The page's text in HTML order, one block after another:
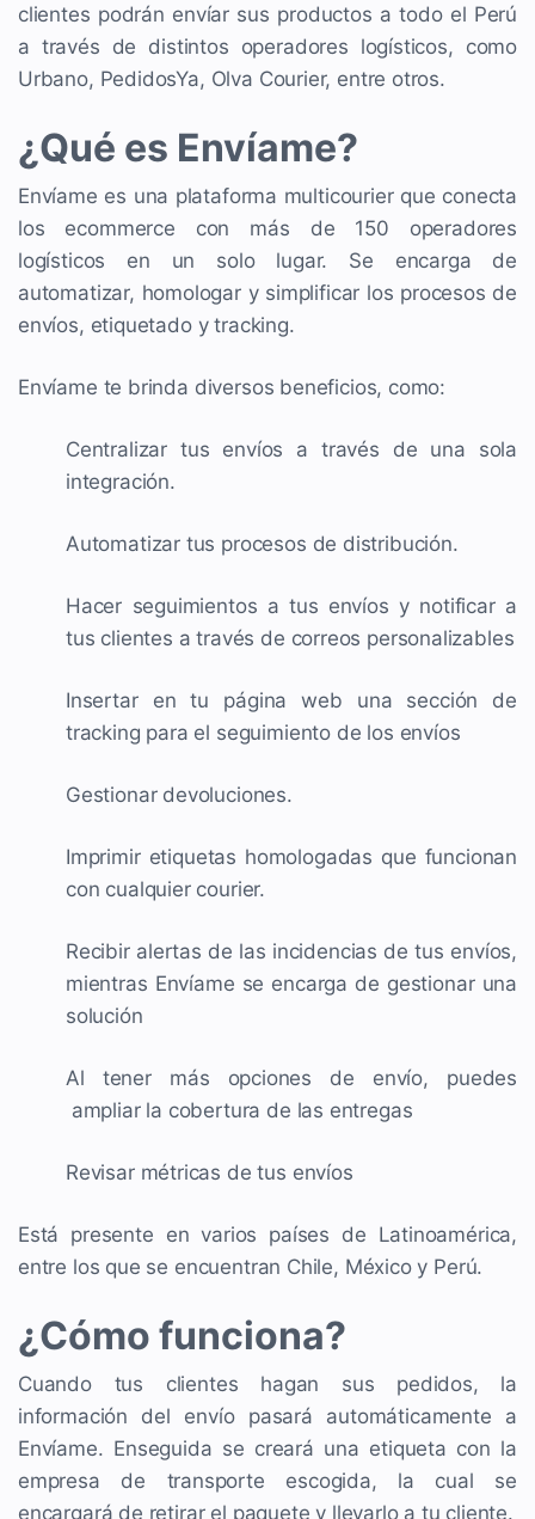
clientes podrán envíar sus productos a todo el Perú
a través de distintos operadores logísticos, como
Urbano, PedidosYa, Olva Courier, entre otros.
¿Qué es Envíame?
Envíame es una plataforma multicourier que conecta
los ecommerce con más de 150 operadores
logísticos en un solo lugar. Se encarga de
automatizar, homologar y simplificar los procesos de
envíos, etiquetado y tracking.
Envíame te brinda diversos beneficios, como:
Centralizar tus envíos a través de una sola
integración.
Automatizar tus procesos de distribución.
Hacer seguimientos a tus envíos y notificar a
tus clientes a través de correos personalizables
Insertar en tu página web una sección de
tracking para el seguimiento de los envíos
Gestionar devoluciones.
Imprimir etiquetas homologadas que funcionan
con cualquier courier.
Recibir alertas de las incidencias de tus envíos,
mientras Envíame se encarga de gestionar una
solución
Al tener más opciones de envío, puedes
ampliar la cobertura de las entregas
Revisar métricas de tus envíos
Está presente en varios países de Latinoamérica,
entre los que se encuentran Chile, México y Perú.
¿Cómo funciona?
Cuando tus clientes hagan sus pedidos, la
información del envío pasará automáticamente a
Envíame. Enseguida se creará una etiqueta con la
empresa de transporte escogida, la cual se
encargará de retirar el paquete y llevarlo a tu cliente.